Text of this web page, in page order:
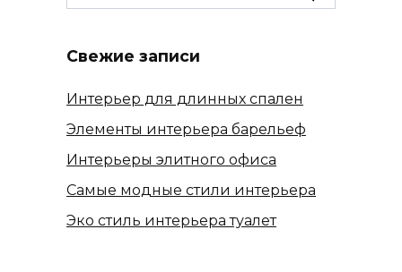
for:
Свежие записи
Интерьер для длинных спален
Элементы интерьера барельеф
Интерьеры элитного офиса
Самые модные стили интерьера
Эко стиль интерьера туалет